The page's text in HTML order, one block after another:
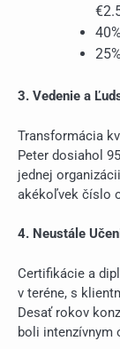
3. Vedenie a
Transformácia
Peter dosiahol
jednej
akékoľvek číslo
4. Neustále
Certifikácie a
v teréne, s
Desať rokov
boli intenzívnym